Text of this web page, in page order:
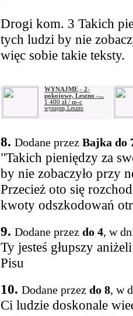
Drogi kom. 3 Takich
tych ludzi by nie
więc sobie takie teksty.
WYNAJMĘ - 2-
pokojowe, Leszno -...
1 400 zł / m-c
wynajem, Leszno
8. Dodane przez Bajka do
"Takich pieniędzy za
by nie zobaczyło przy
Przecież oto się
kwoty odszkodowań
9. Dodane przez do 4, w
Ty jesteś głupszy
Pisu
10. Dodane przez do 8, w
Ci ludzie doskonale